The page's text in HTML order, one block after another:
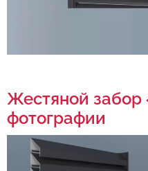
Жестяной
фотографии